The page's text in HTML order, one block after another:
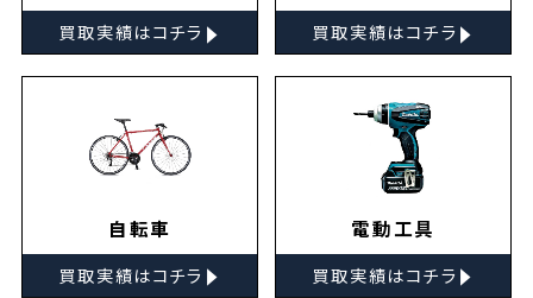
買取実績はコチラ ▸ 買取実績はコチラ ▸
自転車
買取実績はコチラ ▸
電動工具
買取実績はコチラ ▸